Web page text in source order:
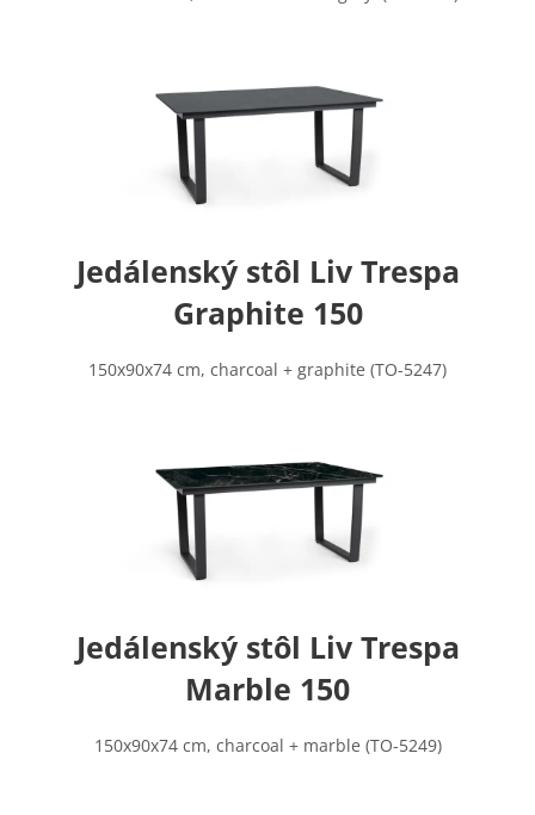
Jedálenský stôl Liv Trespa
Graphite 150
150x90x74 cm, charcoal + graphite (TO-5247)
Jedálenský stôl Liv Trespa
Marble 150
150x90x74 cm, charcoal + marble (TO-5249)